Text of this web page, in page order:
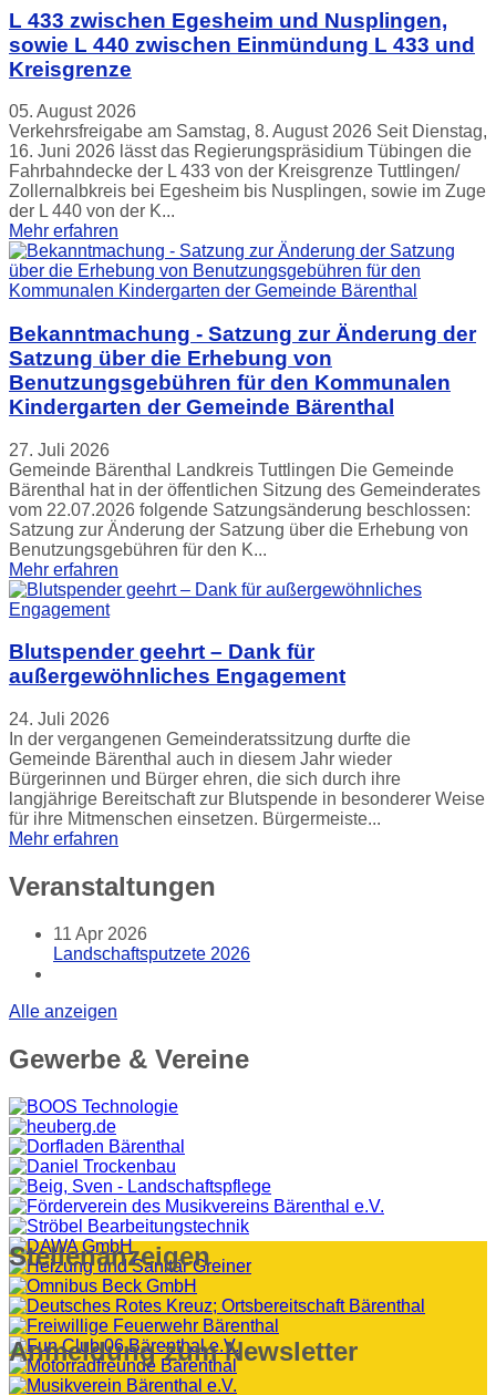
L 433 zwischen Egesheim und Nusplingen,
sowie L 440 zwischen Einmündung L 433 und
Kreisgrenze
05. August 2026
Verkehrsfreigabe am Samstag, 8. August 2026 Seit Dienstag,
16. Juni 2026 lässt das Regierungspräsidium Tübingen die
Fahrbahndecke der L 433 von der Kreisgrenze Tuttlingen/
Zollernalbkreis bei Egesheim bis Nusplingen, sowie im Zuge
der L 440 von der K...
Mehr erfahren
Bekanntmachung - Satzung zur Änderung der
Satzung über die Erhebung von
Benutzungsgebühren für den Kommunalen
Kindergarten der Gemeinde Bärenthal
27. Juli 2026
Gemeinde Bärenthal Landkreis Tuttlingen Die Gemeinde
Bärenthal hat in der öffentlichen Sitzung des Gemeinderates
vom 22.07.2026 folgende Satzungsänderung beschlossen:
Satzung zur Änderung der Satzung über die Erhebung von
Benutzungsgebühren für den K...
Mehr erfahren
Blutspender geehrt – Dank für
außergewöhnliches Engagement
24. Juli 2026
In der vergangenen Gemeinderatssitzung durfte die
Gemeinde Bärenthal auch in diesem Jahr wieder
Bürgerinnen und Bürger ehren, die sich durch ihre
langjährige Bereitschaft zur Blutspende in besonderer Weise
für ihre Mitmenschen einsetzen. Bürgermeiste...
Mehr erfahren
Veranstaltungen
11 Apr 2026
Landschaftsputzete 2026
Alle anzeigen
Gewerbe & Vereine
Stellenanzeigen
Anmeldungzum Newsletter